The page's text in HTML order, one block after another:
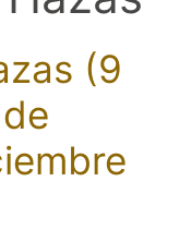
(9